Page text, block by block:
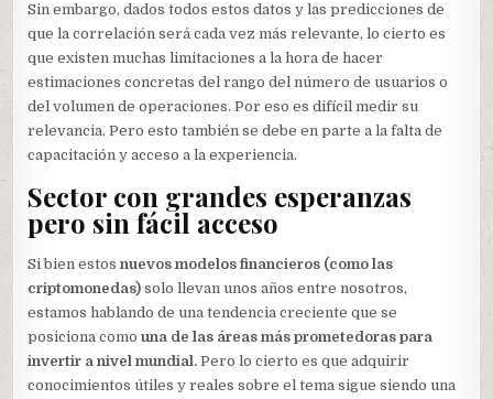
Sin embargo, dados todos estos datos y las predicciones de
que la correlación será cada vez más relevante, lo cierto es
que existen muchas limitaciones a la hora de hacer
estimaciones concretas del rango del número de usuarios o
del volumen de operaciones. Por eso es difícil medir su
relevancia. Pero esto también se debe en parte a la falta de
capacitación y acceso a la experiencia.
Sector con grandes esperanzas
pero sin fácil acceso
Si bien estos nuevos modelos financieros (como las
criptomonedas)solo llevan unos años entre nosotros,
estamos hablando de una tendencia creciente que se
posiciona como una de las áreas más prometedoras para
invertir a nivel mundial. Pero lo cierto es que adquirir
conocimientos útiles y reales sobre el tema sigue siendo una